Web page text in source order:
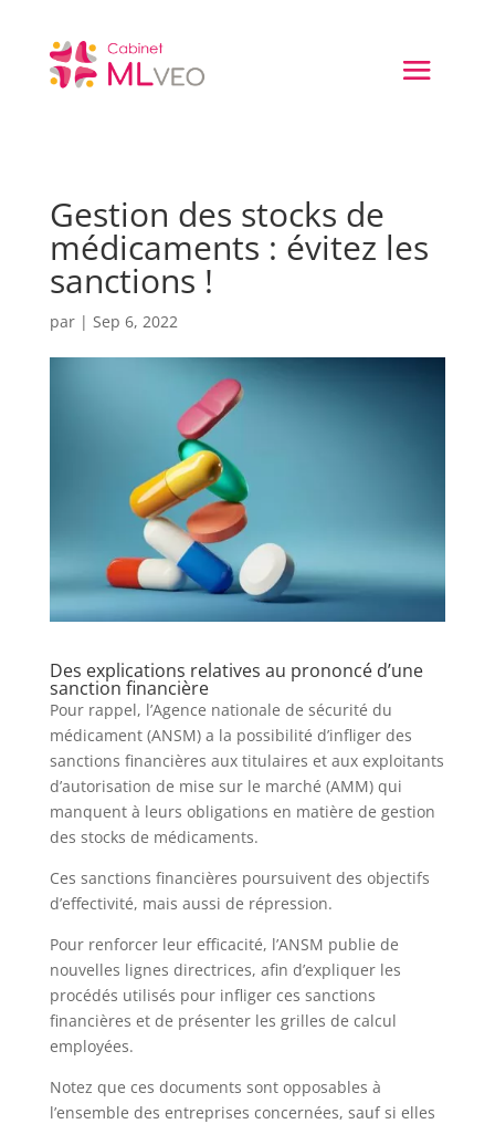
Gestion des stocks de
médicaments : évitez les
sanctions !
par | Sep 6, 2022
Des explications relatives au prononcé d’une
sanction financière
Pour rappel, l’Agence nationale de sécurité du
médicament (ANSM) a la possibilité d’infliger des
sanctions financières aux titulaires et aux exploitants
d’autorisation de mise sur le marché (AMM) qui
manquent à leurs obligations en matière de gestion
des stocks de médicaments.
Ces sanctions financières poursuivent des objectifs
d’effectivité, mais aussi de répression.
Pour renforcer leur efficacité, l’ANSM publie de
nouvelles lignes directrices, afin d’expliquer les
procédés utilisés pour infliger ces sanctions
financières et de présenter les grilles de calcul
employées.
Notez que ces documents sont opposables à
l’ensemble des entreprises concernées, sauf si elles